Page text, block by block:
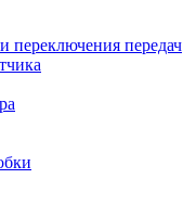
переключения передач